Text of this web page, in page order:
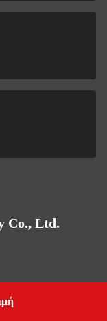
Co., Ltd.
a Quote